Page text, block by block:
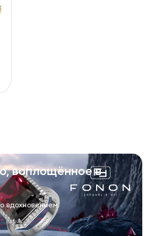
воплощённое в
вдохновением.